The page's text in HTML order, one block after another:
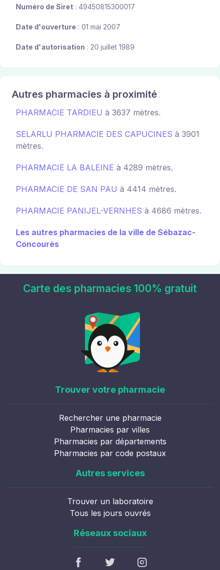
Numéro de Siret : 49450815300017
Date d'ouverture : 01 mai 2007
Date d'autorisation : 20 juillet 1989
Autres pharmacies à proximité
PHARMACIE TARDIEU à 3637 mètres.
SELARLU PHARMACIE DES CAPUCINES à 3901
mètres.
PHARMACIE LA BALEINE à 4289 mètres.
PHARMACIE DE SAN PAU à 4414 mètres.
PHARMACIE PANIJEL-VERNHES à 4686 mètres.
Les autres pharmacies de la ville de Sébazac-
Concourès
Carte des pharmacies 100% gratuit
Trouver votre pharmacie
Rechercher une pharmacie
Pharmacies par villes
Pharmacies par départements
Pharmacies par code postaux
Autres services
Trouver un laboratoire
Tous les jours ouvrés
Réseaux sociaux